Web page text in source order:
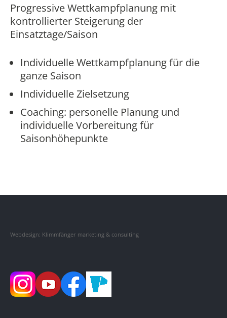
Progressive Wettkampfplanung mit
kontrollierter Steigerung der
Einsatztage/Saison
Individuelle Wettkampfplanung für die
ganze Saison
Individuelle Zielsetzung
Coaching: personelle Planung und
individuelle Vorbereitung für
Saisonhöhepunkte
Webdesign: Klimmfänger marketing & consulting